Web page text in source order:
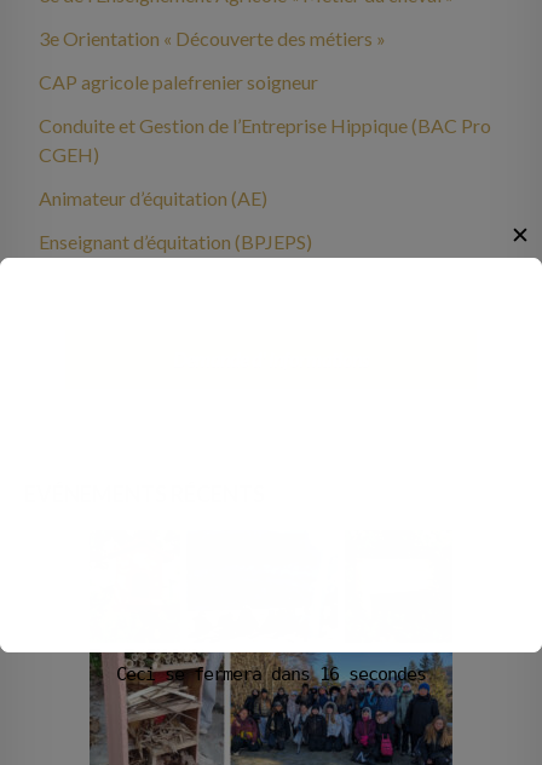
3e Orientation « Découverte des métiers »
CAP agricole palefrenier soigneur
Conduite et Gestion de l’Entreprise Hippique (BAC Pro
CGEH)
Animateur d’équitation (AE)
Enseignant d’équitation (BPJEPS)
✕
Ceci se fermera dans15 secondes